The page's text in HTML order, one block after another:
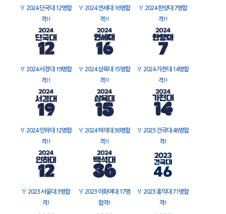
🏅 2024 단국대 12명합
격!!
🏅 2024 연세대 16명합
격!!
🏅 2024 한양대 7명합
격!!
🏅 2024 서경대 19명합
격!!
🏅 2024 삼육대 15명합
격!!
🏅 2024 가천대 14명합
격!!
🏅 2024 인하대 12명합
격!!
🏅 2024 백석대 36명합
격!!
🏅 2023 건국대 46명합
격!
🏅 2023 서울대 3명합
격!
🏅 2023 이화여대 17명
합격!
🏅 2023 홍익대 71명합
격!